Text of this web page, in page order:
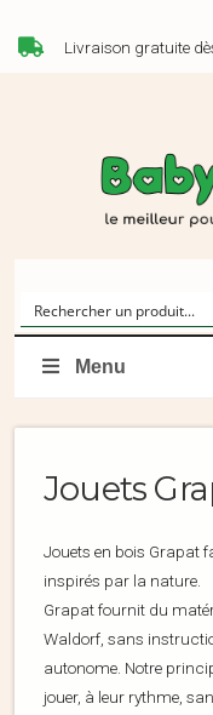
Livraison gratuite
Menu
Jouets
Jouets en bois Grapat
inspirés par la nature.
Grapat fournit du
Waldorf, sans
autonome. Notre
jouer, à leur rythme,